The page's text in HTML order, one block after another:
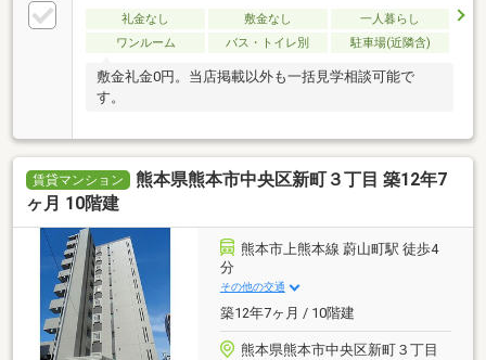
礼金なし 敷金なし
一人暮らし
ワンルーム
バス・トイレ別 駐車場(近隣含)
敷金礼金0円。当店掲載以外も一括見学相談可能で
す。
賃貸マンション
熊本県熊本市中央区新町３丁目 築12年7
ヶ月 10階建
熊本市上熊本線 蔚山町駅 徒歩4
分
その他の交通
築12年7ヶ月 / 10階建
熊本県熊本市中央区新町３丁目